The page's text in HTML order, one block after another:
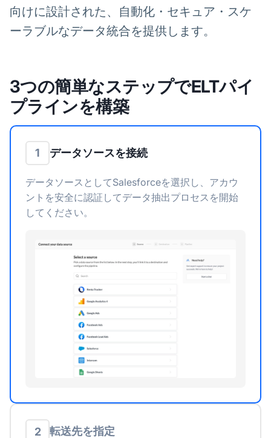
向けに設計された、自動化・セキュア・スケ
ーラブルなデータ統合を提供します。
3つの簡単なステップでELTパイ
プラインを構築
1 データソースを接続
データソースとしてSalesforceを選択し、アカウ
ントを安全に認証してデータ抽出プロセスを開始
してください。
2 転送先を指定